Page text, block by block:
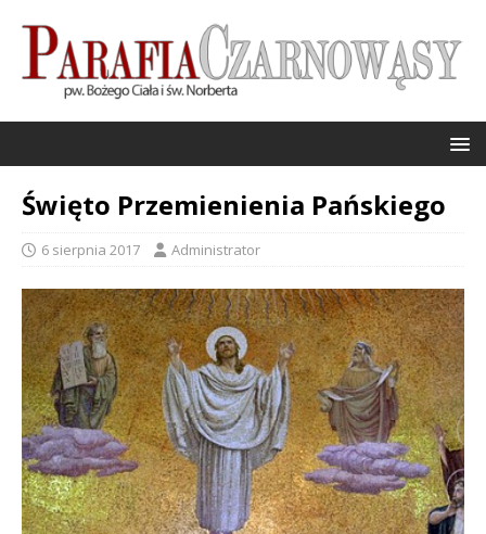
Święto Przemienienia Pańskiego
6 sierpnia 2017 Administrator